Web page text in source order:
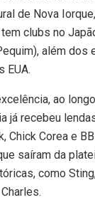
de Nova
clubs no
além dos
EUA.
ao
já recebeu
Chick Corea e
saíram da
como